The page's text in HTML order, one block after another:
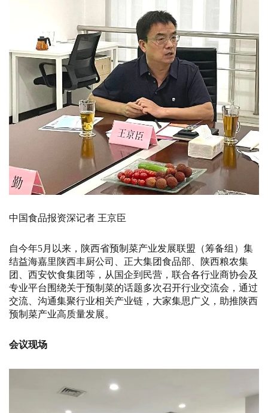
中国食品报资深记者 王京臣
自今年5月以来，陕西省预制菜产业发展联盟（筹备组）集
结益海嘉里陕西丰厨公司、正大集团食品部、陕西粮农集
团、西安饮食集团等，从国企到民营，联合各行业商协会及
专业平台围绕关于预制菜的话题多次召开行业交流会，通过
交流、沟通集聚行业相关产业链，大家集思广义，助推陕西
预制菜产业高质量发展。
会议现场